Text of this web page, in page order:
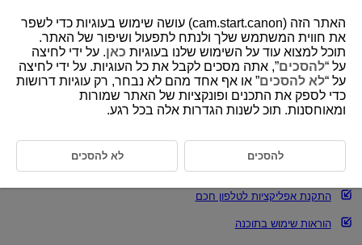
D388-014
תוכנה/אפליקציה
סקירה כללית של התוכנה/אפליקציה
התקנת תוכנת מחשב
התקנת אפליקציות לטלפון חכם
הוראות שימוש בתוכנה
האתר הזה (cam.start.canon) עושה שימוש בעוגיות כדי לשפר
את חווית המשתמש שלך ולנתח לתפעול ושיפור של האתר.
תוכל למצוא עוד על השימוש שלנו בעוגיות כאן. על ידי לחיצה
על “להסכים”, אתה מסכים לקבל את כל העוגיות. על ידי לחיצה
על “לא להסכים” או אף אחד מהם לא נבחר, רק עוגיות דרושות
כדי לספק את התכנים ופונקציות של האתר שמורות
ומאוחסנות. תוכ לשנות הגדרות אלה בכל רגע.
להסכים לא להסכים